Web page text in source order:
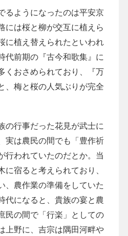
るようになったのは平安京
には桜と柳が交互に植えら
に植え替えられたといわれ
代前期の『古今和歌集』に
くおさめられており、『万
、梅と桜の人気ぶりが完全
の行事だった花見が武士に
実は農民の間でも「豊作祈
行われていたのだとか。当
に宿ると考えられており、
、農作業の準備をしていた
代になると、貴族の宴と農
民の間で「行楽」としての
上野に、吉宗は隅田河畔や